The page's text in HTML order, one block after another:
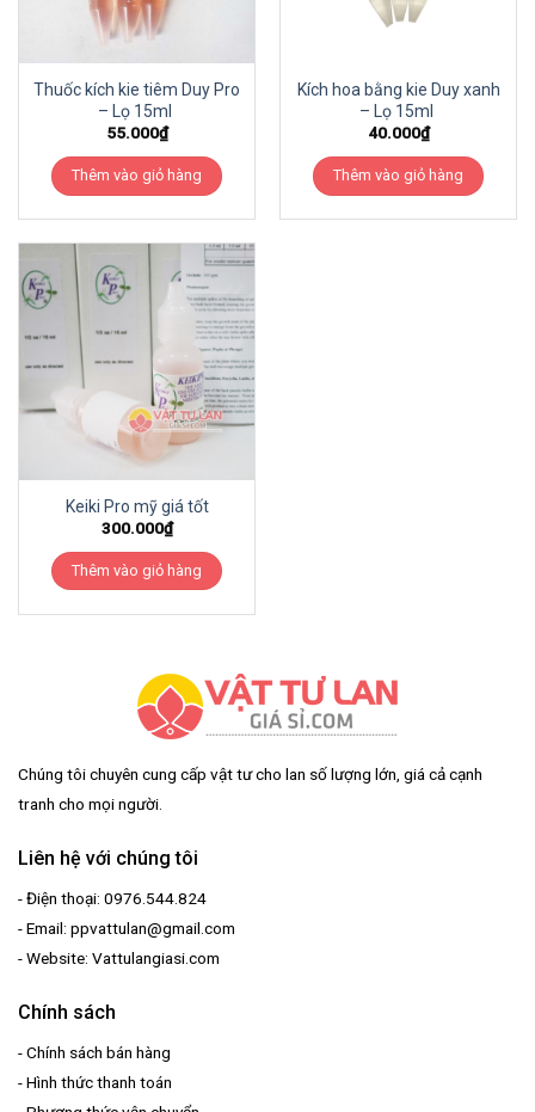
Thuốc kích kie tiêm Duy Pro
– Lọ 15ml
55.000₫
Thêm vào giỏ hàng
Kích hoa bằng kie Duy xanh
– Lọ 15ml
40.000₫
Thêm vào giỏ hàng
Keiki Pro mỹ giá tốt
300.000₫
Thêm vào giỏ hàng
Chúng tôi chuyên cung cấp vật tư cho lan số lượng lớn, giá cả cạnh
tranh cho mọi người.
Liên hệ với chúng tôi
- Điện thoại: 0976.544.824
- Email: ppvattulan@gmail.com
- Website: Vattulangiasi.com
Chính sách
-Chính sách bán hàng
-Hình thức thanh toán